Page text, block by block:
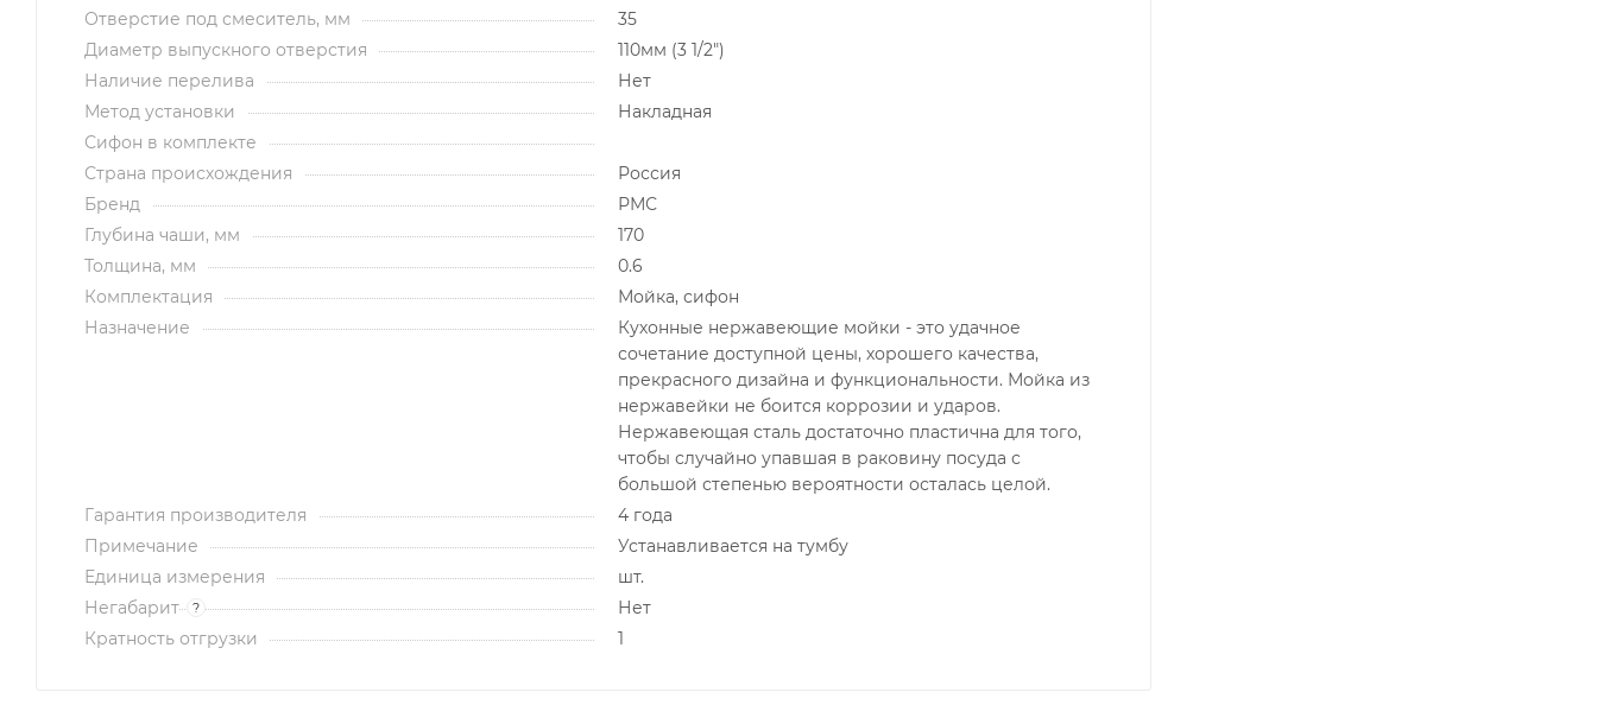
Отверстие под смеситель, мм
35
Диаметр выпускного отверстия
110мм (3 1/2")
Наличие перелива
Нет
Метод установки
Накладная
Сифон в комплекте
Страна происхождения
Россия
Бренд
РМС
Глубина чаши, мм
170
Толщина, мм
0.6
Комплектация
Мойка, сифон
Назначение
Кухонные нержавеющие мойки - это удачное
сочетание доступной цены, хорошего качества,
прекрасного дизайна и функциональности. Мойка из
нержавейки не боится коррозии и ударов.
Нержавеющая сталь достаточно пластична для того,
чтобы случайно упавшая в раковину посуда с
большой степенью вероятности осталась целой.
Гарантия производителя
4 года
Примечание
Устанавливается на тумбу
Единица измерения
шт.
Негабарит
?
Нет
Кратность отгрузки
1